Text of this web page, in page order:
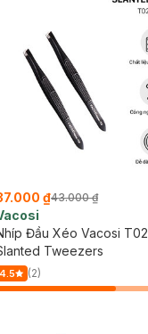
₫43.000 ₫
Đầu Xéo Vacosi T02
Tweezers
4.5 (2)